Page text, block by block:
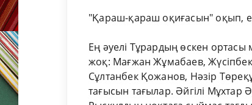
"Қараш-қараш оқиғасын" оқып,
Ең әуелі Тұрардың өскен ортасы
жоқ: Мағжан Жұмабаев,
Сұлтанбек Қожанов, Нәзір
тағысын тағылар. Әйгілі Мұхтар